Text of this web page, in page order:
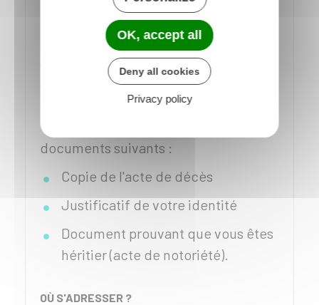
gratuitementle fichier
national des comptes bancaires et
assimilés (Ficoba). Vous devez
adresser votre demande par écrit au
Centre national de traitement FBFV.
Vous devez joindre à votre courrier les
documents suivants :
Copie de l'acte de décès
Justificatif de votre identité
Document prouvant que vous êtes
héritier (acte de notoriété).
OÙ S'ADRESSER ?
OK, accept all
Deny all cookies
Privacy policy